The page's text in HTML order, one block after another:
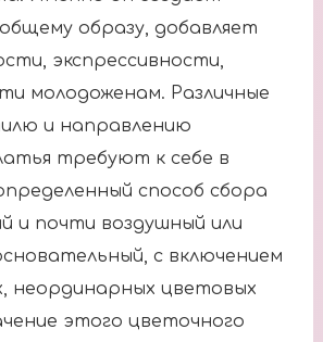
образу, добавляет
экспрессивности,
молодоженам. Различные
и направлению
требуют к себе в
способ сбора
и почти воздушный или
с включением
неординарных цветовых
этого цветочного